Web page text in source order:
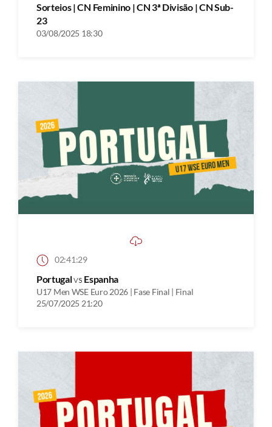
Sorteios | CN Feminino | CN 3ª Divisão | CN Sub-
23
03/08/2025 18:30
02:41:29
Portugalvs Espanha
U17 Men WSE Euro 2026 | Fase Final | Final
25/07/2025 21:20